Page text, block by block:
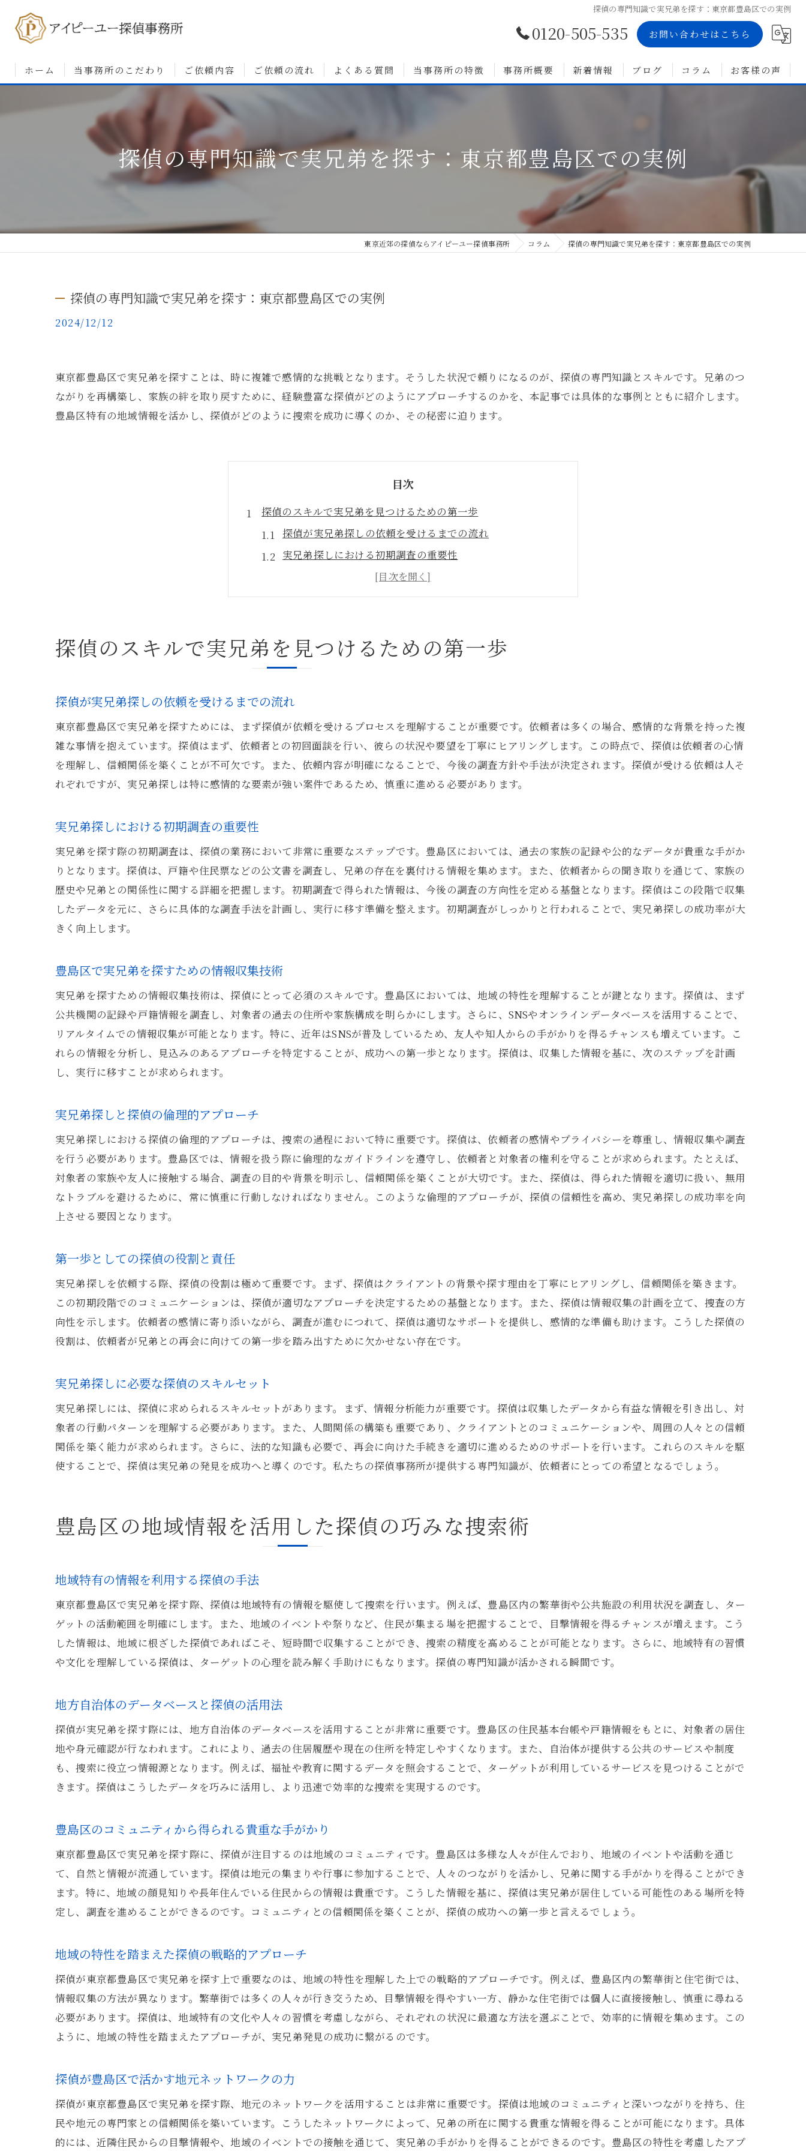
探偵の専門知識で実兄弟を探す：東京都豊島区での実例
0120-505-535 お問い合わせはこちら
ホーム 当事務所のこだわり ご依頼内容
浮気調査について
婚前調査について
素行・行動調査について
ご依頼の流れ よくある質問 当事務所の特徴
人探し
事務所概要 新着情報 ブログ コラム お客様の声
探偵の専門知識で実兄弟を探す：東京都豊島区での実例
東京近郊の探偵ならアイピーユー探偵事務所 コラム 探偵の専門知識で実兄弟を探す：東京都豊島区での実例
探偵の専門知識で実兄弟を探す：東京都豊島区での実例
2024/12/12
東京都豊島区で実兄弟を探すことは、時に複雑で感情的な挑戦となります。そうした状況で頼りになるのが、探偵の専門知識とスキルです。兄弟のつ
ながりを再構築し、家族の絆を取り戻すために、経験豊富な探偵がどのようにアプローチするのかを、本記事では具体的な事例とともに紹介します。
豊島区特有の地域情報を活かし、探偵がどのように捜索を成功に導くのか、その秘密に迫ります。
目次
探偵のスキルで実兄弟を見つけるための第一歩
探偵が実兄弟探しの依頼を受けるまでの流れ
実兄弟探しにおける初期調査の重要性
豊島区で実兄弟を探すための情報収集技術
実兄弟探しと探偵の倫理的アプローチ
実兄弟探しに必要な探偵のスキルセット
豊島区の地域情報を活用した探偵の巧みな捜索術
地方自治体のデータベースと探偵の活用法
豊島区のコミュニティから得られる貴重な手がかり
地域の特性を踏まえた探偵の戦略的アプローチ
探偵が豊島区で活かす地元ネットワークの力
地域情報を活用した実兄弟発見の成功事例
調査の進行と探偵が直面するチャレンジ
成功に導くための探偵の分析と計画
感情的な再会を叶える探偵の専門知識と戦略
探偵が提供する感情的なサポートとカウンセリング
実兄弟再会のための探偵の計画と準備
再会シーンにおける探偵の役割と配慮
探偵が描く実兄弟探しの具体的プロセス
調査計画の立案と探偵が考慮する要素
探偵の地道な捜索とその成果
実兄弟探しにおける探偵の進化する戦略
探偵が持つ豊富な知識と経験の重要性
実兄弟探しにおける探偵のネットワークの強み
家族の絆を繋ぎ直す探偵のサポート
家族再会のための探偵の支援体制
絆を深めるための探偵の役割
家族の物語を再構築する探偵の支援
探偵がつなぐ家族間の新たな絆
豊島区の特性を活かした探偵の捜索法
実兄弟探しの成功事例に学ぶ探偵の手法
探偵が実践する豊島区特有の情報戦略
探偵のスキルで実兄弟を見つけるための第一歩
探偵が実兄弟探しの依頼を受けるまでの流れ
東京都豊島区で実兄弟を探すためには、まず探偵が依頼を受けるプロセスを理解することが重要です。依頼者は多くの場合、感情的な背景を持った複
雑な事情を抱えています。探偵はまず、依頼者との初回面談を行い、彼らの状況や要望を丁寧にヒアリングします。この時点で、探偵は依頼者の心情
を理解し、信頼関係を築くことが不可欠です。また、依頼内容が明確になることで、今後の調査方針や手法が決定されます。探偵が受ける依頼は人そ
れぞれですが、実兄弟探しは特に感情的な要素が強い案件であるため、慎重に進める必要があります。
実兄弟探しにおける初期調査の重要性
実兄弟を探す際の初期調査は、探偵の業務において非常に重要なステップです。豊島区においては、過去の家族の記録や公的なデータが貴重な手がか
りとなります。探偵は、戸籍や住民票などの公文書を調査し、兄弟の存在を裏付ける情報を集めます。また、依頼者からの聞き取りを通じて、家族の
歴史や兄弟との関係性に関する詳細を把握します。初期調査で得られた情報は、今後の調査の方向性を定める基盤となります。探偵はこの段階で収集
したデータを元に、さらに具体的な調査手法を計画し、実行に移す準備を整えます。初期調査がしっかりと行われることで、実兄弟探しの成功率が大
きく向上します。
豊島区で実兄弟を探すための情報収集技術
実兄弟を探すための情報収集技術は、探偵にとって必須のスキルです。豊島区においては、地域の特性を理解することが鍵となります。探偵は、まず
公共機関の記録や戸籍情報を調査し、対象者の過去の住所や家族構成を明らかにします。さらに、SNSやオンラインデータベースを活用することで、
リアルタイムでの情報収集が可能となります。特に、近年はSNSが普及しているため、友人や知人からの手がかりを得るチャンスも増えています。こ
れらの情報を分析し、見込みのあるアプローチを特定することが、成功への第一歩となります。探偵は、収集した情報を基に、次のステップを計画
し、実行に移すことが求められます。
実兄弟探しと探偵の倫理的アプローチ
実兄弟探しにおける探偵の倫理的アプローチは、捜索の過程において特に重要です。探偵は、依頼者の感情やプライバシーを尊重し、情報収集や調査
を行う必要があります。豊島区では、情報を扱う際に倫理的なガイドラインを遵守し、依頼者と対象者の権利を守ることが求められます。たとえば、
対象者の家族や友人に接触する場合、調査の目的や背景を明示し、信頼関係を築くことが大切です。また、探偵は、得られた情報を適切に扱い、無用
なトラブルを避けるために、常に慎重に行動しなければなりません。このような倫理的アプローチが、探偵の信頼性を高め、実兄弟探しの成功率を向
上させる要因となります。
第一歩としての探偵の役割と責任
実兄弟探しを依頼する際、探偵の役割は極めて重要です。まず、探偵はクライアントの背景や探す理由を丁寧にヒアリングし、信頼関係を築きます。
この初期段階でのコミュニケーションは、探偵が適切なアプローチを決定するための基盤となります。また、探偵は情報収集の計画を立て、捜査の方
向性を示します。依頼者の感情に寄り添いながら、調査が進むにつれて、探偵は適切なサポートを提供し、感情的な準備も助けます。こうした探偵の
役割は、依頼者が兄弟との再会に向けての第一歩を踏み出すために欠かせない存在です。
実兄弟探しに必要な探偵のスキルセット
実兄弟探しには、探偵に求められるスキルセットがあります。まず、情報分析能力が重要です。探偵は収集したデータから有益な情報を引き出し、対
象者の行動パターンを理解する必要があります。また、人間関係の構築も重要であり、クライアントとのコミュニケーションや、周囲の人々との信頼
関係を築く能力が求められます。さらに、法的な知識も必要で、再会に向けた手続きを適切に進めるためのサポートを行います。これらのスキルを駆
使することで、探偵は実兄弟の発見を成功へと導くのです。私たちの探偵事務所が提供する専門知識が、依頼者にとっての希望となるでしょう。
豊島区の地域情報を活用した探偵の巧みな捜索術
地域特有の情報を利用する探偵の手法
東京都豊島区で実兄弟を探す際、探偵は地域特有の情報を駆使して捜索を行います。例えば、豊島区内の繁華街や公共施設の利用状況を調査し、ター
ゲットの活動範囲を明確にします。また、地域のイベントや祭りなど、住民が集まる場を把握することで、目撃情報を得るチャンスが増えます。こう
した情報は、地域に根ざした探偵であればこそ、短時間で収集することができ、捜索の精度を高めることが可能となります。さらに、地域特有の習慣
や文化を理解している探偵は、ターゲットの心理を読み解く手助けにもなります。探偵の専門知識が活かされる瞬間です。
地方自治体のデータベースと探偵の活用法
探偵が実兄弟を探す際には、地方自治体のデータベースを活用することが非常に重要です。豊島区の住民基本台帳や戸籍情報をもとに、対象者の居住
地や身元確認が行なわれます。これにより、過去の住居履歴や現在の住所を特定しやすくなります。また、自治体が提供する公共のサービスや制度
も、捜索に役立つ情報源となります。例えば、福祉や教育に関するデータを照会することで、ターゲットが利用しているサービスを見つけることがで
きます。探偵はこうしたデータを巧みに活用し、より迅速で効率的な捜索を実現するのです。
豊島区のコミュニティから得られる貴重な手がかり
東京都豊島区で実兄弟を探す際に、探偵が注目するのは地域のコミュニティです。豊島区は多様な人々が住んでおり、地域のイベントや活動を通じ
て、自然と情報が流通しています。探偵は地元の集まりや行事に参加することで、人々のつながりを活かし、兄弟に関する手がかりを得ることができ
ます。特に、地域の顔見知りや長年住んでいる住民からの情報は貴重です。こうした情報を基に、探偵は実兄弟が居住している可能性のある場所を特
定し、調査を進めることができるのです。コミュニティとの信頼関係を築くことが、探偵の成功への第一歩と言えるでしょう。
地域の特性を踏まえた探偵の戦略的アプローチ
探偵が東京都豊島区で実兄弟を探す上で重要なのは、地域の特性を理解した上での戦略的アプローチです。例えば、豊島区内の繁華街と住宅街では、
情報収集の方法が異なります。繁華街では多くの人々が行き交うため、目撃情報を得やすい一方、静かな住宅街では個人に直接接触し、慎重に尋ねる
必要があります。探偵は、地域特有の文化や人々の習慣を考慮しながら、それぞれの状況に最適な方法を選ぶことで、効率的に情報を集めます。この
ように、地域の特性を踏まえたアプローチが、実兄弟発見の成功に繋がるのです。
探偵が豊島区で活かす地元ネットワークの力
探偵が東京都豊島区で実兄弟を探す際、地元のネットワークを活用することは非常に重要です。探偵は地域のコミュニティと深いつながりを持ち、住
民や地元の専門家との信頼関係を築いています。こうしたネットワークによって、兄弟の所在に関する貴重な情報を得ることが可能になります。具体
的には、近隣住民からの目撃情報や、地域のイベントでの接触を通じて、実兄弟の手がかりを得ることができるのです。豊島区の特性を考慮したアプ